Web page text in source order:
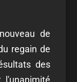
de
regain de
des
l'unanimité